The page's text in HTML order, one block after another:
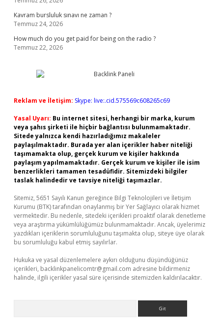
Kavram bursluluk sınavı ne zaman ?
Temmuz 24, 2026
How much do you get paid for being on the radio ?
Temmuz 22, 2026
Reklam ve İletişim: Skype: live:.cid.575569c608265c69
Yasal Uyarı: Bu internet sitesi, herhangi bir marka, kurum
veya şahıs şirketi ile hiçbir bağlantısı bulunmamaktadır.
Sitede yalnızca kendi hazırladığımız makaleler
paylaşılmaktadır. Burada yer alan içerikler haber niteliği
taşımamakta olup, gerçek kurum ve kişiler hakkında
paylaşım yapılmamaktadır. Gerçek kurum ve kişiler ile isim
benzerlikleri tamamen tesadüfidir. Sitemizdeki bilgiler
taslak halindedir ve tavsiye niteliği taşımazlar.
Sitemiz, 5651 Sayılı Kanun gereğince Bilgi Teknolojileri ve İletişim
Kurumu (BTK) tarafından onaylanmış bir Yer Sağlayıcı olarak hizmet
vermektedir. Bu nedenle, sitedeki içerikleri proaktif olarak denetleme
veya araştırma yükümlülüğümüz bulunmamaktadır. Ancak, üyelerimiz
yazdıkları içeriklerin sorumluluğunu taşımakta olup, siteye üye olarak
bu sorumluluğu kabul etmiş sayılırlar.
Hukuka ve yasal düzenlemelere aykırı olduğunu düşündüğünüz
içerikleri, backlinkpanelicomtr@gmail.com adresine bildirmeniz
halinde, ilgili içerikler yasal süre içerisinde sitemizden kaldırılacaktır.